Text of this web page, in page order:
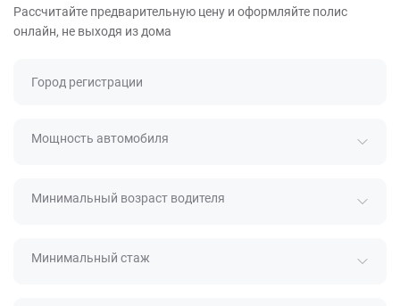
Рассчитайте предварительную цену и оформляйте полис
онлайн, не выходя из дома
Город регистрации
Мощность автомобиля
Минимальный возраст водителя
Минимальный стаж